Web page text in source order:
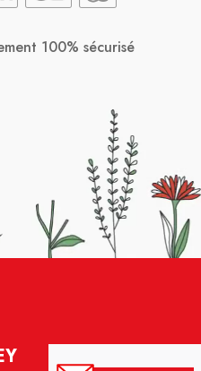
100% sécurisé